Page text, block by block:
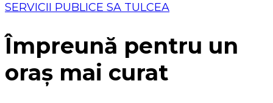
SERVICII PUBLICE SA TULCEA
Împreună pentru un
oraș mai curat